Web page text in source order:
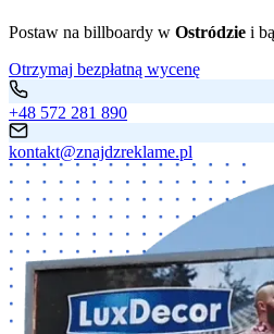
Postaw na billboardy w Ostródzie i
Otrzymaj bezpłatną wycenę
+48 572 281 890
kontakt@znajdzreklame.pl